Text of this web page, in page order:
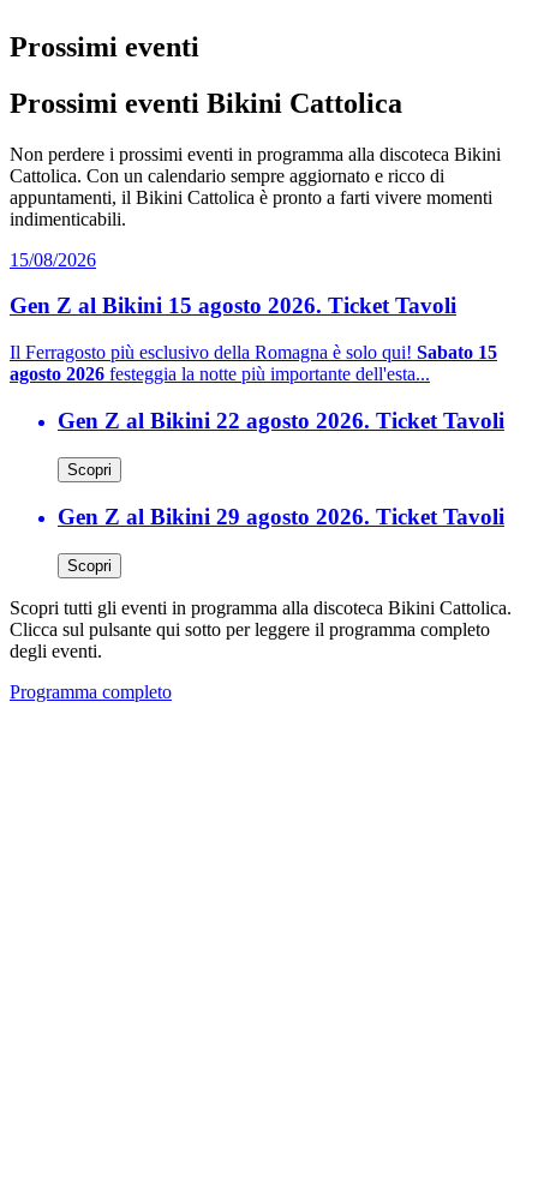
Prossimi eventi
Prossimi eventi Bikini Cattolica
Non perdere i prossimi eventi in programma alla discoteca Bikini
Cattolica. Con un calendario sempre aggiornato e ricco di
appuntamenti, il Bikini Cattolica è pronto a farti vivere momenti
indimenticabili.
15/08/2026
Gen Z al Bikini 15 agosto 2026. Ticket Tavoli
Il Ferragosto più esclusivo della Romagna è solo qui! Sabato 15
agosto 2026 festeggia la notte più importante dell'esta...
Gen Z al Bikini 22 agosto 2026. Ticket Tavoli
Scopri
Gen Z al Bikini 29 agosto 2026. Ticket Tavoli
Scopri
Scopri tutti gli eventi in programma alla discoteca Bikini Cattolica.
Clicca sul pulsante qui sotto per leggere il programma completo
degli eventi.
Programma completo